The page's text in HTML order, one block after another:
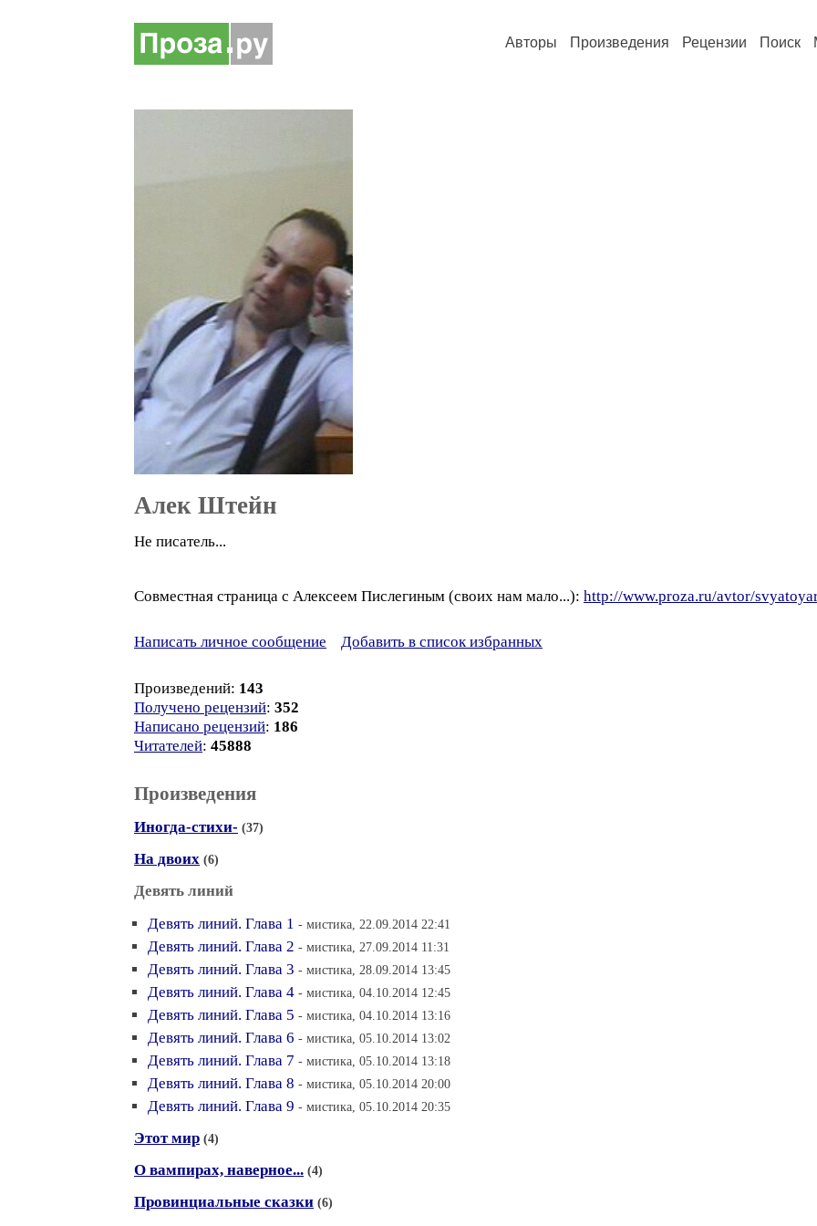
Авторы Произведения Рецензии Поиск
Алек Штейн
Не писатель...
Совместная страница с Алексеем Пислегиным (своих нам мало...): http://www.proza.ru/avtor/
Написать личное сообщение Добавить в список избранных
Произведений: 143
Получено рецензий: 352
Написано рецензий: 186
Читателей: 45888
Произведения
Иногда-стихи- (37)
На двоих (6)
Девять линий
Девять линий. Глава 1 - мистика, 22.09.2014 22:41
Девять линий. Глава 2 - мистика, 27.09.2014 11:31
Девять линий. Глава 3 - мистика, 28.09.2014 13:45
Девять линий. Глава 4 - мистика, 04.10.2014 12:45
Девять линий. Глава 5 - мистика, 04.10.2014 13:16
Девять линий. Глава 6 - мистика, 05.10.2014 13:02
Девять линий. Глава 7 - мистика, 05.10.2014 13:18
Девять линий. Глава 8 - мистика, 05.10.2014 20:00
Девять линий. Глава 9 - мистика, 05.10.2014 20:35
Этот мир (4)
О вампирах, наверное... (4)
Провинциальные сказки (6)